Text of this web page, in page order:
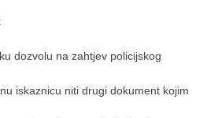
dozvolu na zahtjev policijskog
iskaznicu niti drugi dokument kojim